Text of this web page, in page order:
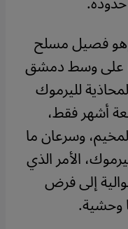
فصيل مسلح
على وسط دمشق
لليرموك
وبعد بضعة أشهر فقط،
وسرعان ما
الأمر الذي
إلى فرض
وحشية.